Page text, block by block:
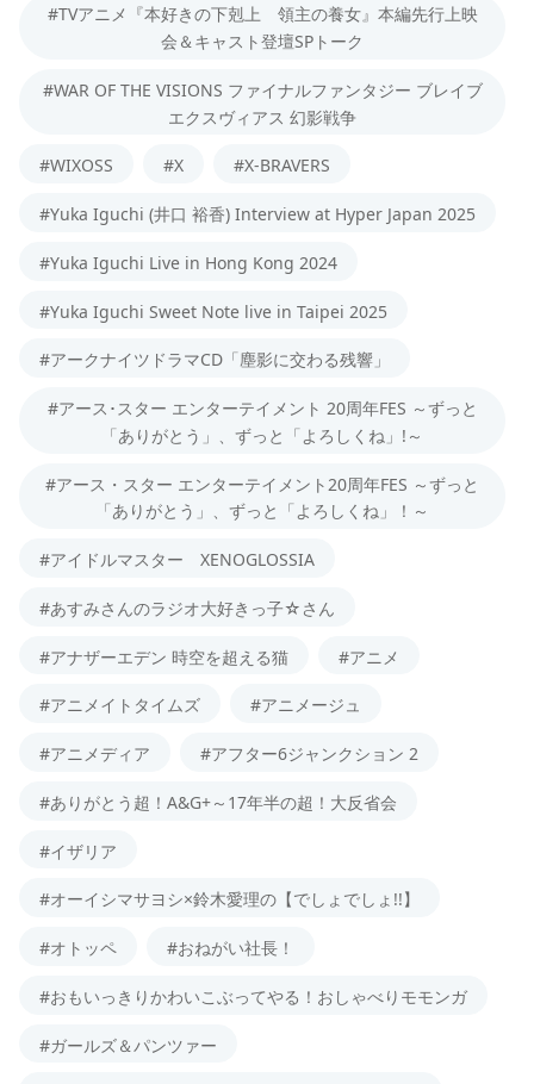
#TVアニメ『本好きの下剋上 領主の養女』本編先行上映
会＆キャスト登壇SPトーク
#WAR OF THE VISIONS ファイナルファンタジー ブレイブ
エクスヴィアス 幻影戦争
#WIXOSS #X #X-BRAVERS
#Yuka Iguchi (井口 裕香) Interview at Hyper Japan 2025
#Yuka Iguchi Live in Hong Kong 2024
#Yuka Iguchi Sweet Note live in Taipei 2025
#アークナイツドラマCD「塵影に交わる残響」
#アース･スター エンターテイメント 20周年FES ～ずっと
「ありがとう」、ずっと「よろしくね」!～
#アース・スター エンターテイメント20周年FES ～ずっと
「ありがとう」、ずっと「よろしくね」！～
#アイドルマスター XENOGLOSSIA
#あすみさんのラジオ大好きっ子☆さん
#アナザーエデン 時空を超える猫 #アニメ
#アニメイトタイムズ #アニメージュ
#アニメディア #アフター6ジャンクション 2
#ありがとう超！A&G+～17年半の超！大反省会
#イザリア
#オーイシマサヨシ×鈴木愛理の【でしょでしょ!!】
#オトッペ #おねがい社長！
#おもいっきりかわいこぶってやる！おしゃべりモモンガ
#ガールズ＆パンツァー